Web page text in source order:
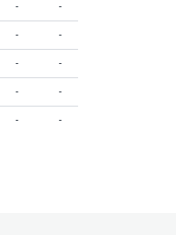
- -
- -
- -
- -
- -